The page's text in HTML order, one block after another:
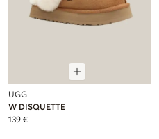
UGG
W DISQUETTE
139 €